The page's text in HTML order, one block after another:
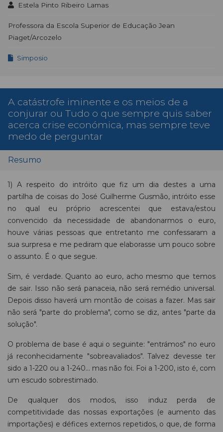
Estela Pinto Ribeiro Lamas
Professora da Escola Superior de Educação Jean
Piaget/Arcozelo
Simposio
A catástrofe iminente e os meios de a
conjurar ou Tudo o que sempre quis saber
acerca crise económica, mas sempre teve
medo de perguntar
Resumo
1) A respeito do intróito que fiz um dia destes a uma
partilha de coisas do José Guilherme Gusmão, intróito esse
no qual eu próprio acrescentei que estava/estou
convencido da necessidade de abandonarmos o euro,
houve várias pessoas que entretanto me confessaram a
sua surpresa e me pediram que elaborasse um pouco sobre
o assunto. É o que segue.
Sim, é verdade. Quanto ao euro, acho mesmo que temos
de sair. Isso não será panaceia, não será remédio universal.
Depois disso haverá um montão de coisas a fazer. Mas sair
não será "parte do problema", como se diz, antes "parte da
solução".
O problema de base é aqui o seguinte: "entrámos" no euro
já reconhecidamente "sobreavaliados". Talvez devesse ter
sido a 1-220 ou a 1-240... mas não foi. Foi a 1-200, isto é, com
um escudo sobrestimado.
De qualquer dos modos, isso induz perda de
competitividade das nossas exportações (e aumento das
importações) e défices externos repetidos, o que, de forma